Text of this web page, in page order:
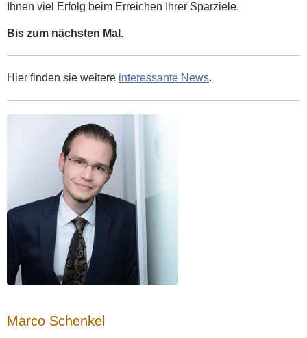
Ihnen viel Erfolg beim Erreichen Ihrer Sparziele.
Bis zum nächsten Mal.
Hier finden sie weitere interessante News.
Marco Schenkel